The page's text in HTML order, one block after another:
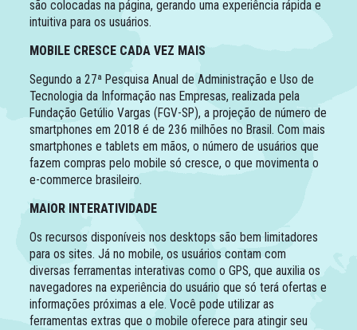
são colocadas na página, gerando uma experiência rápida e
intuitiva para os usuários.
MOBILE CRESCE CADA VEZ MAIS
Segundo a 27ª Pesquisa Anual de Administração e Uso de
Tecnologia da Informação nas Empresas, realizada pela
Fundação Getúlio Vargas (FGV-SP), a projeção de número de
smartphones em 2018 é de 236 milhões no Brasil. Com mais
smartphones e tablets em mãos, o número de usuários que
fazem compras pelo mobile só cresce, o que movimenta o
e-commerce brasileiro.
MAIOR INTERATIVIDADE
Os recursos disponíveis nos desktops são bem limitadores
para os sites. Já no mobile, os usuários contam com
diversas ferramentas interativas como o GPS, que auxilia os
navegadores na experiência do usuário que só terá ofertas e
informações próximas a ele. Você pode utilizar as
ferramentas extras que o mobile oferece para atingir seu